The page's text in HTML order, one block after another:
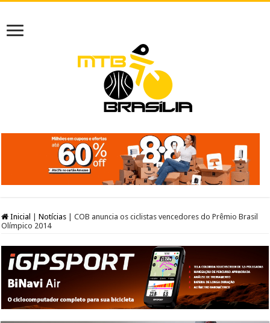
Inicial Notícias
COB anuncia os ciclistas vencedores do Prêmio Brasil
Olímpico 2014